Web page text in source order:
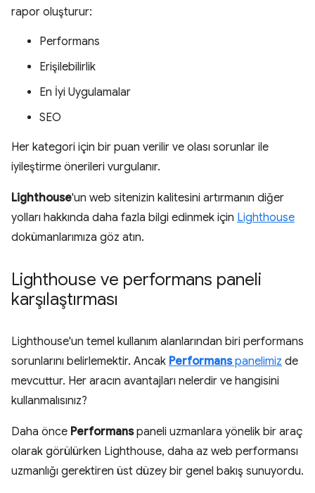
rapor oluşturur:
Performans
Erişilebilirlik
En İyi Uygulamalar
SEO
Her kategori için bir puan verilir ve olası sorunlar ile
iyileştirme önerileri vurgulanır.
Lighthouse'un web sitenizin kalitesini artırmanın diğer
yolları hakkında daha fazla bilgi edinmek için Lighthouse
dokümanlarımıza göz atın.
Lighthouse ve performans paneli
karşılaştırması
Lighthouse'un temel kullanım alanlarından biri performans
sorunlarını belirlemektir. Ancak Performanspanelimiz de
mevcuttur. Her aracın avantajları nelerdir ve hangisini
kullanmalısınız?
Daha önce Performanspaneli uzmanlara yönelik bir araç
olarak görülürken Lighthouse, daha az web performansı
uzmanlığı gerektiren üst düzey bir genel bakış sunuyordu.